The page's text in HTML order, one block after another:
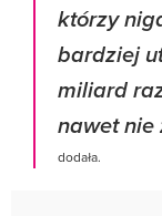
którzy
bardziej
miliard
nawet nie
dodała.